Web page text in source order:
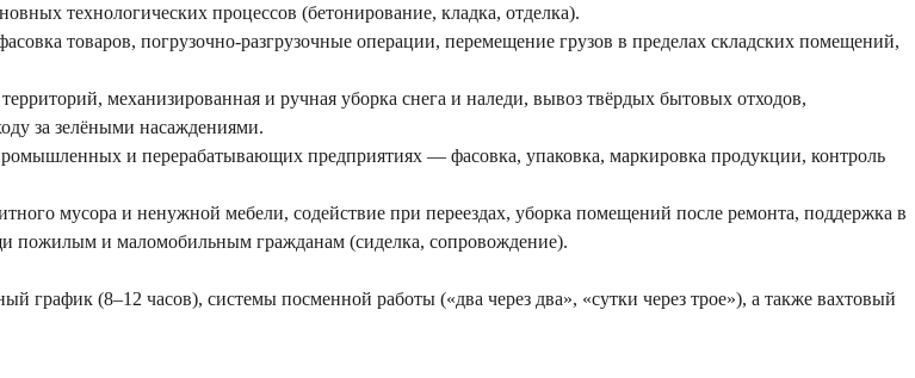
технологических процессов (бетонирование, кладка, отделка).
товаров, погрузочно-разгрузочные операции, перемещение грузов в пределах складских помещений,
механизированная и ручная уборка снега и наледи, вывоз твёрдых бытовых отходов,
за зелёными насаждениями.
и перерабатывающих предприятиях — фасовка, упаковка, маркировка продукции, контроль
мусора и ненужной мебели, содействие при переездах, уборка помещений после ремонта, поддержка в
пожилым и маломобильным гражданам (сиделка, сопровождение).
график (8–12 часов), системы посменной работы («два через два», «сутки через трое»), а также вахтовый